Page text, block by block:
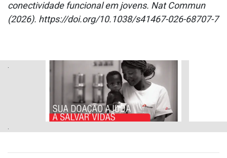
conectividade funcional em jovens. Nat Commun
(2026). https://doi.org/10.1038/s41467-026-68707-7
.
.